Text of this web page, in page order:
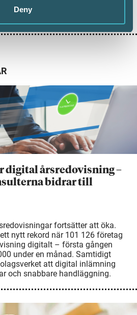
Deny
digital årsredovisning –
bidrar till
fortsätter att öka.
nytt rekord när 101 126 företag
digitalt – första gången
under en månad. Samtidigt
att digital inlämning
och snabbare handläggning.